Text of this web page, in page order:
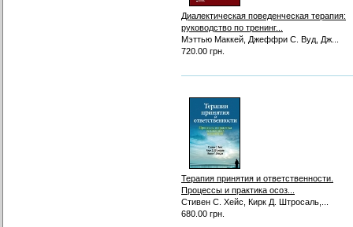
Диалектическая поведенческая терапия:
руководство по тренинг...
Мэттью Маккей, Джеффри С. Вуд, Дж...
720.00 грн.
Терапия принятия и ответственности.
Процессы и практика осоз...
Стивен С. Хейс, Кирк Д. Штросаль,...
680.00 грн.